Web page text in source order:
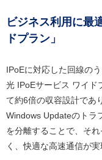
ビジネス利用に最
ドプラン」
IPoEに対応した回線の
光 IPoEサービス ワイド
て約6倍の収容設計であ
Windows Updateのトラ
を分離することで、そ
く、快適な高速通信が実